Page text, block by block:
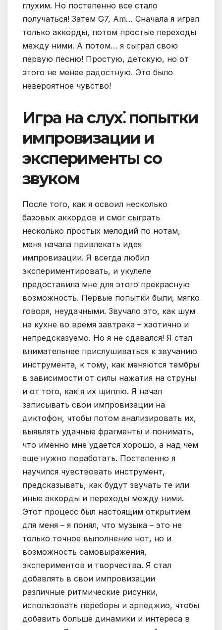
глухим. Но постепенно все стало
получаться! Затем G7, Am… Сначала я играл
только аккорды, потом простые переходы
между ними. А потом… я сыграл свою
первую песню! Простую, детскую, но от
этого не менее радостную. Это было
невероятное чувство!
Игра на слух⁚ попытки
импровизации и
эксперименты со
звуком
После того, как я освоил несколько
базовых аккордов и смог сыграть
несколько простых мелодий по нотам,
меня начала привлекать идея
импровизации. Я всегда любил
экспериментировать, и укулеле
предоставила мне для этого прекрасную
возможность. Первые попытки были, мягко
говоря, неудачными. Звучало это, как шум
на кухне во время завтрака – хаотично и
непредсказуемо. Но я не сдавался! Я стал
внимательнее прислушиваться к звучанию
инструмента, к тому, как меняются тембры
в зависимости от силы нажатия на струны
и от того, как я их щиплю. Я начал
записывать свои импровизации на
диктофон, чтобы потом анализировать их,
выявлять удачные фрагменты и понимать,
что именно мне удается хорошо, а над чем
еще нужно поработать. Постепенно я
научился чувствовать инструмент,
предсказывать, как будут звучать те или
иные аккорды и переходы между ними.
Этот процесс был настоящим открытием
для меня – я понял, что музыка – это не
только точное выполнение нот, но и
возможность самовыражения,
экспериментов и творчества. Я стал
добавлять в свои импровизации
различные ритмические рисунки,
использовать переборы и арпеджио, чтобы
добавить больше динамики и интереса в